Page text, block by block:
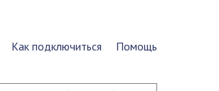
Как подключиться Помощь